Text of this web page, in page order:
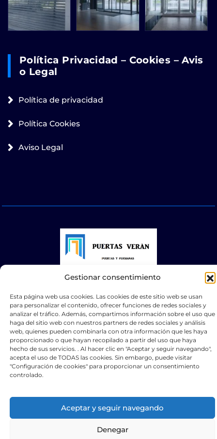
Gestionar consentimiento
Esta página web usa cookies. Las cookies de este sitio web se usan
para personalizar el contenido, ofrecer funciones de redes sociales y
analizar el tráfico. Además, compartimos información sobre el uso que
haga del sitio web con nuestros partners de redes sociales y análisis
web, quienes pueden combinarla con otra información que les haya
proporcionado o que hayan recopilado a partir del uso que haya
hecho de sus servicios. . Al hacer clic en "Aceptar y seguir navegando",
acepta el uso de TODAS las cookies. Sin embargo, puede visitar
"Configuración de cookies" para proporcionar un consentimiento
controlado.
Aceptar y seguir navegando
Denegar
Política Privacidad – Cookies – Avis
O Legal
Política de privacidad
Política Cookies
Aviso Legal
© 2025 Puertas Automáticas Zaragoza | Todos los
derechos reservados Websocialmedia
Optimized by Seraphinite Accelerator
Turns on site high speed to be attractive for people and search engines.